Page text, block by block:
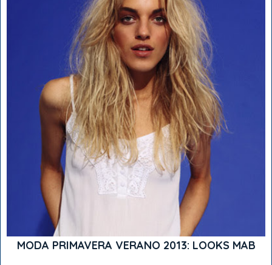
MODA PRIMAVERA VERANO 2013: LOOKS MAB